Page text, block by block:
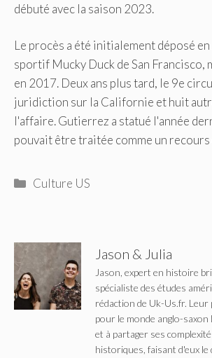
débuté avec la saison 2023.
Le procès a été initialement déposé
sportif Mucky Duck de San Francisco,
en 2017. Deux ans plus tard, le 9e
juridiction sur la Californie et huit
l'affaire. Gutierrez a statué l'année
pouvait être traitée comme un
Catégories
Culture US
Jason & Julia
Jason, expert en histoire
spécialiste des études
rédaction de Uk-Us.fr. Leur
pour le monde anglo-
et à partager ses
historiques, faisant d'eux le